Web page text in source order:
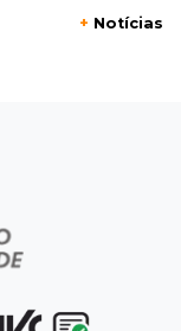
tributárias
de
+ Notícias